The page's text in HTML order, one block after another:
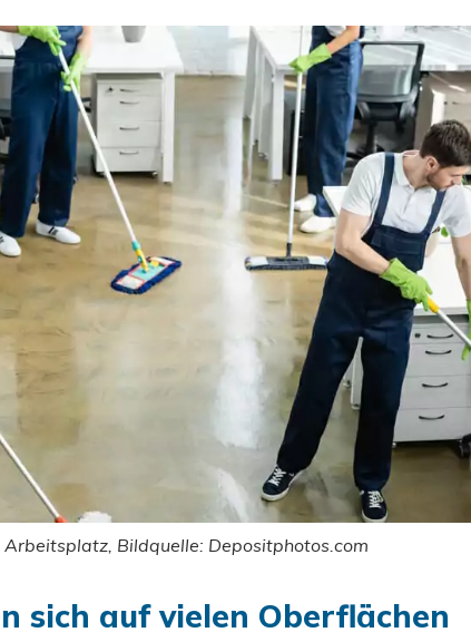
Bildquelle: Depositphotos.com
sich auf vielen Oberflächen